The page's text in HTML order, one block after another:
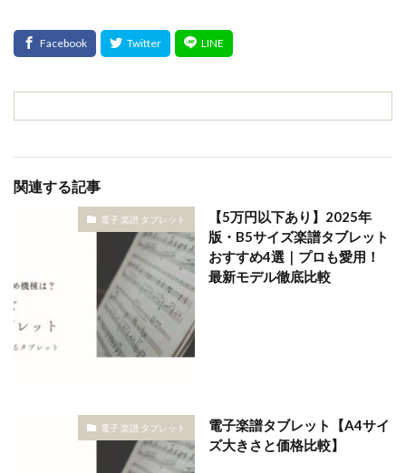
関連する記事
電子 楽譜 タブレット
【5万円以下あり】2025年
版・B5サイズ楽譜タブレット
おすすめ4選｜プロも愛用！
最新モデル徹底比較
電子 楽譜 タブレット
電子楽譜タブレット【A4サイ
ズ大きさと価格比較】